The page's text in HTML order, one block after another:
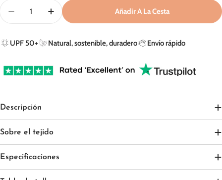
no
Cantidad
Disminuir Cantidad Para Mono De Bebé En Peachy
Aumentar Cantidad Para Mono De Bebé En
Añadir A La Cesta
UPF 50+ Natural, sostenible, duradero Envío rápido
Descripción
Sobre el tejido
Especificaciones